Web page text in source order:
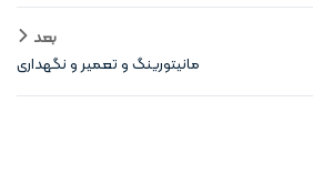
بعد
مانیتورینگ و تعمیر و نگهداری
سازه‌ها